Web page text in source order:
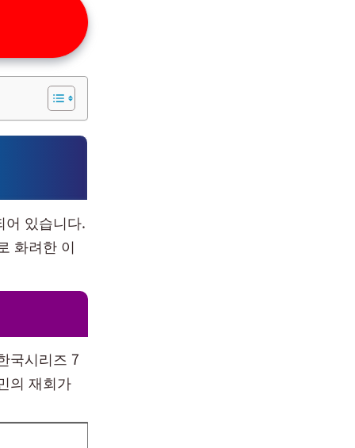
어 있습니다.
화려한 이
국시리즈 7
의 재회가